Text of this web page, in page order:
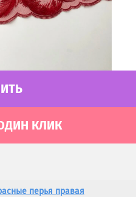
КЛИК
перья правая